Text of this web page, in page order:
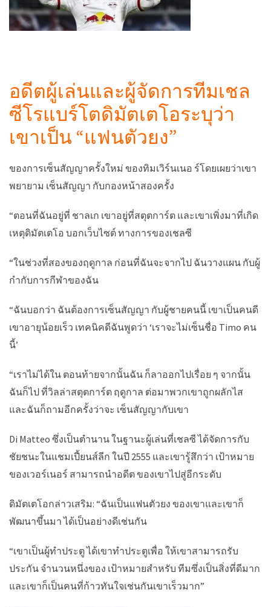
อดีตผู้เล่นและผู้จัดการทีมเชล
ซีโรแบร์โตดิมัตเตโอระบุว่า
เขาเป็น “แฟนตัวยง”
ของการเซ็นสัญญาครั้งใหม่ ของทิมเวิร์นเนอ ร์โดยเผยว่าเขา
พยายาม เซ็นสัญญา กับกองหน้าสองครั้ง
“ตอนที่ฉันอยู่ที่ ชาลเก เขาอยู่ที่สตุตการ์ต และเขาเพิ่งมาที่เกิด
เหตุดิมัตเตโอ บอกเว็บไซต์ ทางการของเชลซี
“ในช่วงที่สองของฤดูกาล ก่อนที่ฉันจะจากไป ฉันวางแผน กับผู้
กำกับการกีฬาของฉัน
“ฉันบอกว่า ฉันต้องการเซ็นสัญญา กับผู้ชายคนนี้ เขาเป็นคนดี
เขาอายุน้อยเร็ว เทคนิคดีฉันพูดว่า ‘เราจะไม่เซ็นชื่อ Timo คน
นี้’
“เราไม่ได้ใน ตอนท้ายจากนั้นฉัน ก็ลาออกไปเรื่อย ๆ จากนั้น
ฉันก็ไป ที่วิลล่าสตุตการ์ต ฤดูกาล ต่อมาพวกเขาถูกผลักไส
และฉันก็ถามอีกครั้งว่าจะ เซ็นสัญญากับเขา
Di Matteo ซึ่งเป็นตำนาน ในฐานะผู้เล่นที่เชลซี ได้จัดการกับ
ชัยชนะในแชมเปี้ยนส์ลีก ในปี 2555 และเขารู้สึกว่า เป้าหมาย
ของเวอร์เนอร์ สามารถนำอดีต ของเขาไปสู่อีกระดับ
ดิมัตเตโอกล่าวเสริม: “ฉันเป็นแฟนตัวยง ของเขาและเขาก็
พัฒนาขึ้นมา ได้เป็นอย่างดีเช่นกัน
“เขาเป็นผู้ทำประตู ได้เขาทำประตูเพื่อ ให้เขาสามารถรับ
ประกัน จำนวนหนึ่งของ เป้าหมายสำหรับ ทีมซึ่งเป็นสิ่งที่ดีมาก
และเขาก็เป็นคนที่ก้าวทันใจเช่นกันเขาเร็วมาก”